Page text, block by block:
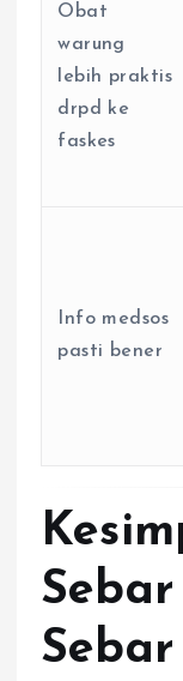
Obat
warung
lebih praktis
drpd ke
faskes
Info medsos
pasti bener